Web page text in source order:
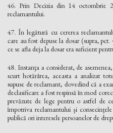
46. Prin Decizia din 14 octombrie
reclamantului.
47. În legătură cu cererea
care au fost depuse la dosar (supra,
ce se afla deja la dosar era suficient
48. Instanţa a considerat, de
scurt hotărârea, aceasta a analizat
supuse de reclamant, dovedind că a
declasificare a fost respinsă în mod
prevăzute de lege pentru o astfel de
împotriva reclamantului şi
publică ori interesele persoanelor de